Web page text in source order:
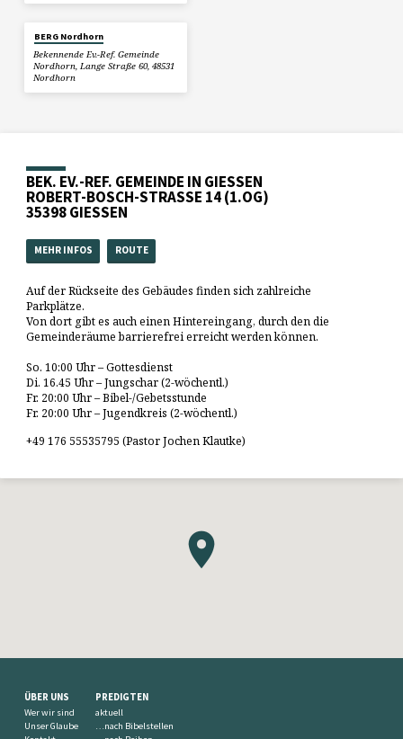
BERG Nordhorn
Bekennende Ev.-Ref. Gemeinde
Nordhorn, Lange Straße 60, 48531
Nordhorn
BEK. EV.-REF. GEMEINDE IN GIESSEN
ROBERT-BOSCH-STRASSE 14 (1.OG)
35398 GIESSEN
MEHR INFOS ROUTE
Auf der Rückseite des Gebäudes finden sich zahlreiche
Parkplätze.
Von dort gibt es auch einen Hintereingang, durch den die
Gemeinderäume barrierefrei erreicht werden können.
So. 10:00 Uhr – Gottesdienst
Di. 16.45 Uhr – Jungschar (2-wöchentl.)
Fr. 20:00 Uhr – Bibel-/Gebetsstunde
Fr. 20:00 Uhr – Jugendkreis (2-wöchentl.)
+49 176 55535795 (Pastor Jochen Klautke)
ÜBER UNS
Wer wir sind
Unser Glaube
PREDIGTEN
aktuell
…nach Bibelstellen